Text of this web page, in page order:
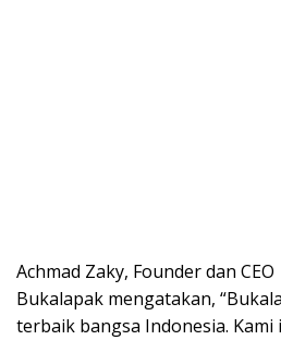
Achmad Zaky, Founder dan CEO
Bukalapak mengatakan,
terbaik bangsa Indonesia.